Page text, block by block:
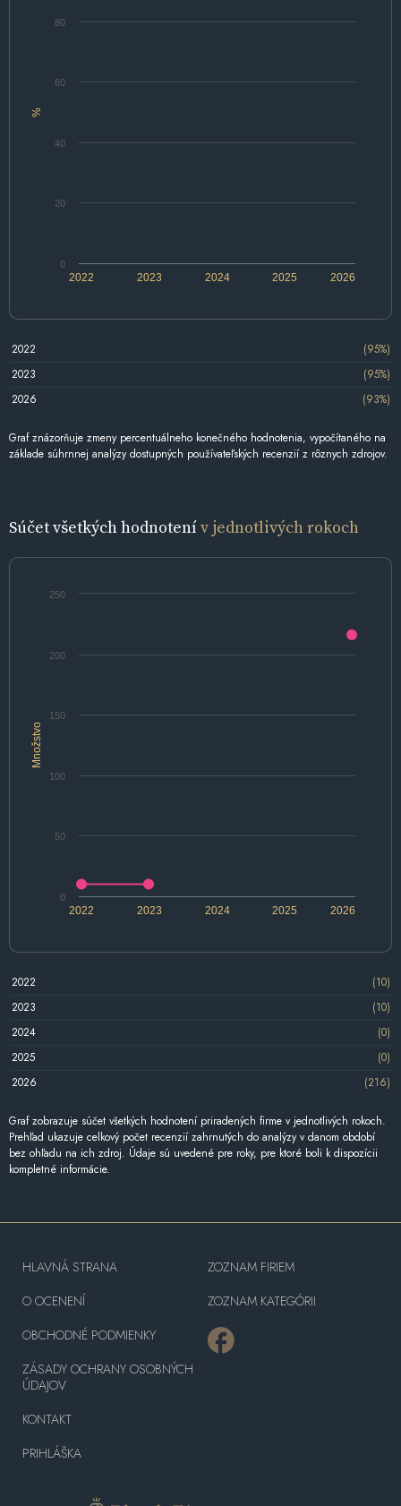
%
2022 2024 2026
2023 2025
0
20
40
60
80
2022
(95%)
2023
(95%)
2026
(93%)
Graf znázorňuje zmeny percentuálneho konečného hodnotenia, vypočítaného na
základe súhrnnej analýzy dostupných používateľských recenzií z rôznych zdrojov.
Súčet všetkých hodnotenív jednotlivých rokoch
Množstvo
2022 2024 2026
2023 2025
0
50
100
150
200
250
2022
(10)
2023
(10)
2024
(0)
2025
(0)
2026
(216)
Graf zobrazuje súčet všetkých hodnotení priradených firme v jednotlivých rokoch.
Prehľad ukazuje celkový počet recenzií zahrnutých do analýzy v danom období
bez ohľadu na ich zdroj. Údaje sú uvedené pre roky, pre ktoré boli k dispozícii
kompletné informácie.
HLAVNÁ STRANA
O OCENENÍ
OBCHODNÉ PODMIENKY
ZÁSADY OCHRANY OSOBNÝCH
ÚDAJOV
KONTAKT
PRIHLÁŠKA
ZOZNAM FIRIEM
ZOZNAM KATEGÓRII